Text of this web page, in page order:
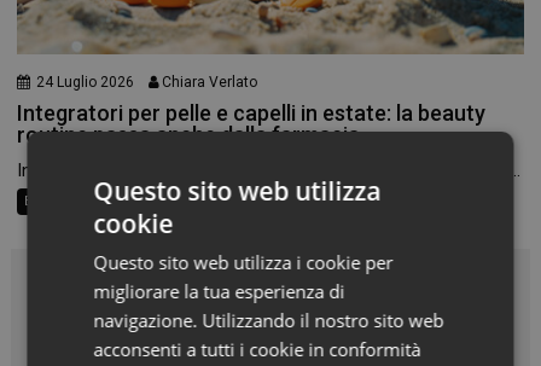
24 Luglio 2026 Chiara Verlato
Integratori per pelle e capelli in estate: la beauty
routine passa anche dalla farmacia
In estate cambiamo texture, scegliamo cosmetici più leggeri e...
Beauty Trend Consigli al banco Farma Social Connect
In Vetrina
Questo sito web utilizza
cookie
Questo sito web utilizza i cookie per
migliorare la tua esperienza di
navigazione. Utilizzando il nostro sito web
acconsenti a tutti i cookie in conformità